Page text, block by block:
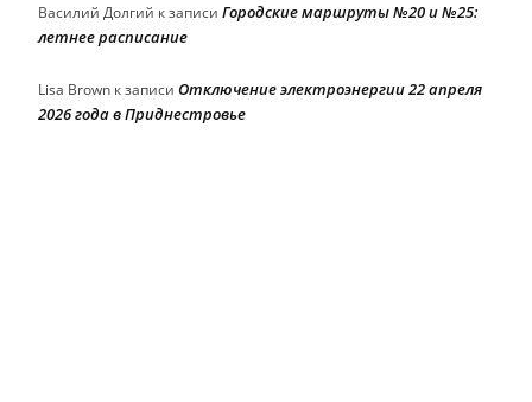
Василий Долгий к записи Городские маршруты №20 и №25:
летнее расписание
Lisa Brown к записи Отключение электроэнергии 22 апреля
2026 года в Приднестровье